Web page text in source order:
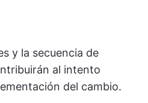
y la secuencia de
al intento
del cambio.